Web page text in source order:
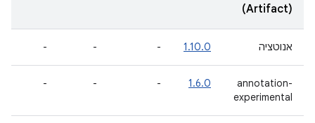
(Artifact)
אנוטציה 1.10.0
-
-
-
annotation-
experimental
1.6.0
-
-
-